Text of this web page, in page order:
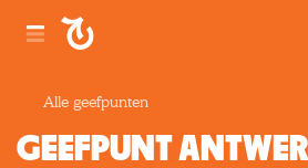
Alle geefpunten
GEEFPUNT